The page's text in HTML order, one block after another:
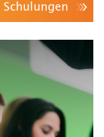
Schulungen